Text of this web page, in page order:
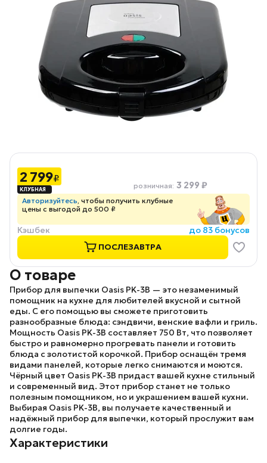
2 799₽
розничная: 3 299 ₽
Авторизуйтесь, чтобы получить клубные
цены с выгодой до 500 ₽
Кэшбек
до 83 бонусов
ПОСЛЕЗАВТРА
О товаре
Прибор для выпечки Oasis PK-3B — это незаменимый
помощник на кухне для любителей вкусной и сытной
еды. С его помощью вы сможете приготовить
разнообразные блюда: сэндвичи, венские вафли и гриль.
Мощность Oasis PK-3B составляет 750 Вт, что позволяет
быстро и равномерно прогревать панели и готовить
блюда с золотистой корочкой. Прибор оснащён тремя
видами панелей, которые легко снимаются и моются.
Чёрный цвет Oasis PK-3B придаст вашей кухне стильный
и современный вид. Этот прибор станет не только
полезным помощником, но и украшением вашей кухни.
Выбирая Oasis PK-3B, вы получаете качественный и
надёжный прибор для выпечки, который прослужит вам
долгие годы.
Характеристики